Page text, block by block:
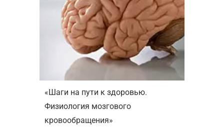
«Шаги на пути к здоровью.
Физиология мозгового
кровообращения»